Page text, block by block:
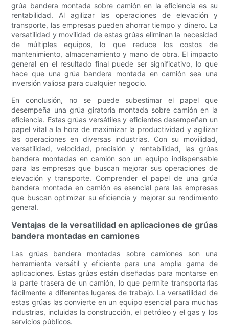
grúa bandera montada sobre camión en la eficiencia es su
rentabilidad. Al agilizar las operaciones de elevación y
transporte, las empresas pueden ahorrar tiempo y dinero. La
versatilidad y movilidad de estas grúas eliminan la necesidad
de múltiples equipos, lo que reduce los costos de
mantenimiento, almacenamiento y mano de obra. El impacto
general en el resultado final puede ser significativo, lo que
hace que una grúa bandera montada en camión sea una
inversión valiosa para cualquier negocio.
En conclusión, no se puede subestimar el papel que
desempeña una grúa giratoria montada sobre camión en la
eficiencia. Estas grúas versátiles y eficientes desempeñan un
papel vital a la hora de maximizar la productividad y agilizar
las operaciones en diversas industrias. Con su movilidad,
versatilidad, velocidad, precisión y rentabilidad, las grúas
bandera montadas en camión son un equipo indispensable
para las empresas que buscan mejorar sus operaciones de
elevación y transporte. Comprender el papel de una grúa
bandera montada en camión es esencial para las empresas
que buscan optimizar su eficiencia y mejorar su rendimiento
general.
Ventajas de la versatilidad en aplicaciones de grúas
bandera montadas en camiones
Las grúas bandera montadas sobre camiones son una
herramienta versátil y eficiente para una amplia gama de
aplicaciones. Estas grúas están diseñadas para montarse en
la parte trasera de un camión, lo que permite transportarlas
fácilmente a diferentes lugares de trabajo. La versatilidad de
estas grúas las convierte en un equipo esencial para muchas
industrias, incluidas la construcción, el petróleo y el gas y los
servicios públicos.